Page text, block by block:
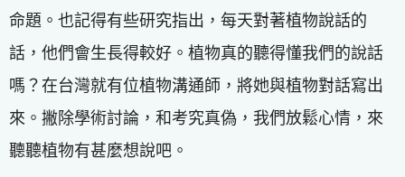
命題。也記得有些研究指出，每天對著植物說話的
話，他們會生長得較好。植物真的聽得懂我們的說話
嗎？在台灣就有位植物溝通師，將她與植物對話寫出
來。撇除學術討論，和考究真偽，我們放鬆心情，來
聽聽植物有甚麼想說吧。